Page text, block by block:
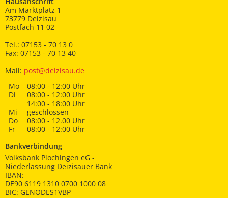
Am Marktplatz 1
73779 Deizisau
Postfach 11 02
Tel.: 07153 - 70 13 0
Fax: 07153 - 70 13 40
Mail: post@deizisau.de
Mo
08:00 - 12:00 Uhr
Di
08:00 - 12:00 Uhr
14:00 - 18:00 Uhr
Mi
geschlossen
Do
08:00 - 12.00 Uhr
Fr
08:00 - 12:00 Uhr
Bankverbindung
Volksbank Plochingen eG -
Niederlassung Deizisauer Bank
IBAN:
DE90 6119 1310 0700 1000 08
BIC: GENODES1VBP